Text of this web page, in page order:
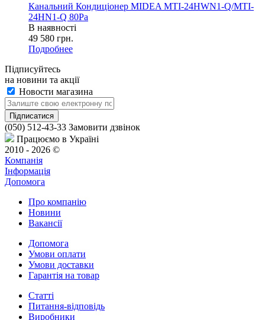
Канальний Кондиціонер MIDEA MTI-24HWN1-Q/MTI-
24HN1-Q 80Pa
В наявності
49 580 грн.
Подробнее
Підписуйтесь
на новини та акції
Новости магазина
(050) 512-43-33 Замовити дзвінок
Працюємо в Україні
2010 - 2026 ©
Компанія
Інформація
Допомога
Про компанію
Новини
Вакансії
Допомога
Умови оплати
Умови доставки
Гарантія на товар
Статті
Питання-відповідь
Виробники